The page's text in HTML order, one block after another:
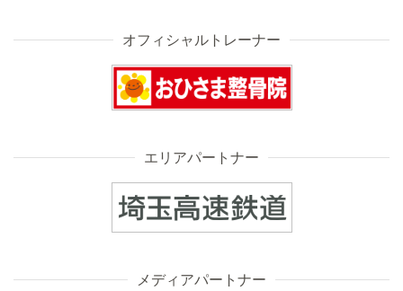
オフィシャルトレーナー
エリアパートナー
メディアパートナー